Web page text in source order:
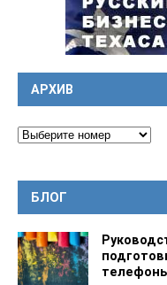
АРХИВ
БЛОГ